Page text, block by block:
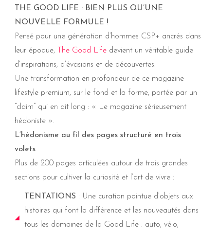
THE GOOD LIFE : BIEN PLUS QU’UNE
NOUVELLE FORMULE !
Pensé pour une génération d’hommes CSP+ ancrés dans
leur époque,
The Good Life devient un véritable guide
d’inspirations, d’évasions et de découvertes.
Une transformation en profondeur de ce magazine
lifestyle premium, sur le fond et la forme, portée par un
“claim” qui en dit long : «
Le magazine sérieusement
hédoniste ».
L’hédonisme au fil des pages structuré en trois
volets
Plus de 200 pages articulées autour de trois grandes
sections pour cultiver la curiosité et l’art de vivre :
TENTATIONS : Une curation pointue d’objets aux
histoires qui font la différence et les nouveautés dans
tous les domaines de la Good Life : auto, vélo,